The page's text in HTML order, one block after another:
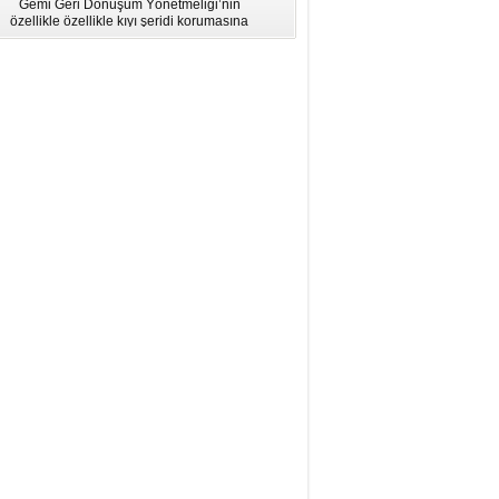
Gemi Geri Dönüşüm Yönetmeliği’nin
özellikle özellikle kıyı şeridi korumasına
ilişkin hükümlere uymadığı için AB